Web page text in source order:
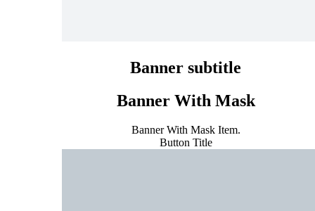
Banner subtitle
Banner With Mask
Banner With Mask Item.
Button Title